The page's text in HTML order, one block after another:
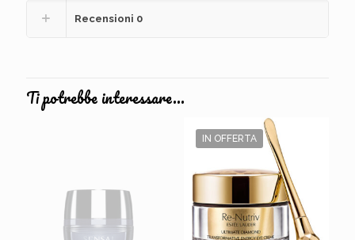
Recensioni 0
Ti potrebbe interessare…
IN OFFERTA